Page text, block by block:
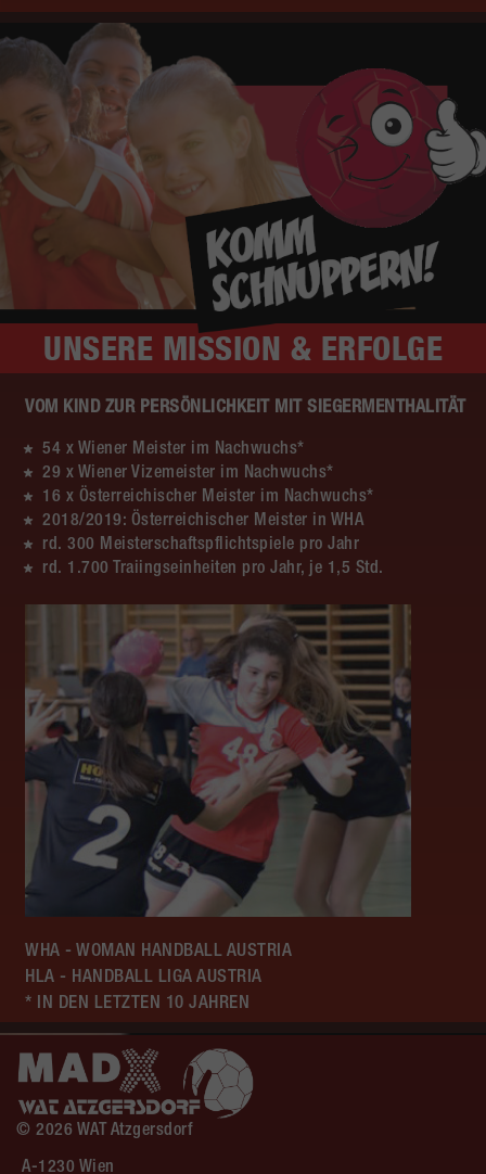
UNSERE MISSION & ERFOLGE
VOM KIND ZUR PERSÖNLICHKEIT MIT SIEGERMENTHALITÄT
54 x Wiener Meister im Nachwuchs*
29 x Wiener Vizemeister im Nachwuchs*
16 x Österreichischer Meister im Nachwuchs*
2018/2019: Österreichischer Meister in WHA
rd. 300 Meisterschaftspflichtspiele pro Jahr
rd. 1.700 Traiingseinheiten pro Jahr, je 1,5 Std.
WHA - WOMAN HANDBALL AUSTRIA
HLA - HANDBALL LIGA AUSTRIA
* IN DEN LETZTEN 10 JAHREN
© 2026 WAT Atzgersdorf
A-1230 Wien